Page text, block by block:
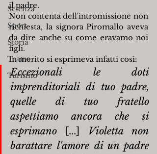
Scienza
Sport
Storia
Teatro
Turismo
il padre.
Non contenta dell'intromissione non
richiesta, la signora Piromallo aveva
da dire anche su come eravamo noi
figli.
In merito si esprimeva infatti così:
Eccezionali le doti
imprenditoriali di tuo padre,
quelle di tuo fratello
aspettiamo ancora che si
esprimano
[...] Violetta non
barattare l'amore di un padre